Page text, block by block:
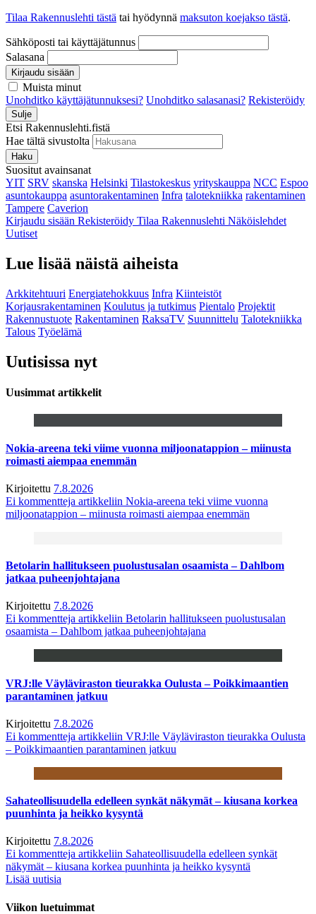
Tilaa Rakennuslehti tästä tai hyödynnä maksuton koejakso tästä.
Sähköposti tai käyttäjätunnus
Salasana
Kirjaudu sisään
Muista minut
Unohditko käyttäjätunnuksesi? Unohditko salasanasi? Rekisteröidy
Sulje
Etsi Rakennuslehti.fistä
Hae tältä sivustolta
Haku
Suositut avainsanat
YIT SRV skanska Helsinki Tilastokeskus yrityskauppa NCC Espoo
asuntokauppa asuntorakentaminen Infra talotekniikka rakentaminen
Tampere Caverion
Kirjaudu sisään Rekisteröidy Tilaa Rakennuslehti Näköislehdet
Uutiset
Lue lisää näistä aiheista
Arkkitehtuuri Energiatehokkuus Infra Kiinteistöt
Korjausrakentaminen Koulutus ja tutkimus Pientalo Projektit
Rakennustuote Rakentaminen RaksaTV Suunnittelu Talotekniikka
Talous Työelämä
Uutisissa nyt
Uusimmat artikkelit
Nokia-areena teki viime vuonna miljoonatappion – miinusta
roimasti aiempaa enemmän
Kirjoitettu 7.8.2026
Ei kommentteja artikkeliin Nokia-areena teki viime vuonna
miljoonatappion – miinusta roimasti aiempaa enemmän
Betolarin hallitukseen puolustusalan osaamista – Dahlbom
jatkaa puheenjohtajana
Kirjoitettu 7.8.2026
Ei kommentteja artikkeliin Betolarin hallitukseen puolustusalan
osaamista – Dahlbom jatkaa puheenjohtajana
VRJ:lle Väyläviraston tieurakka Oulusta – Poikkimaantien
parantaminen jatkuu
Kirjoitettu 7.8.2026
Ei kommentteja artikkeliin VRJ:lle Väyläviraston tieurakka Oulusta
– Poikkimaantien parantaminen jatkuu
Sahateollisuudella edelleen synkät näkymät – kiusana korkea
puunhinta ja heikko kysyntä
Kirjoitettu 7.8.2026
Ei kommentteja artikkeliin Sahateollisuudella edelleen synkät
näkymät – kiusana korkea puunhinta ja heikko kysyntä
Lisää uutisia
Viikon luetuimmat